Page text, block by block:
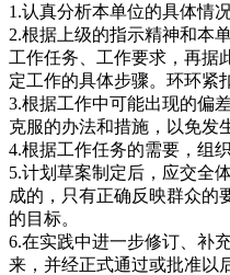
1.认真分析本单位的具体情
2.根据上级的指示精神和本
工作任务、工作要求，再据
定工作的具体步骤。环环紧
3.根据工作中可能出现的偏
克服的办法和措施，以免发
4.根据工作任务的需要，组
5.计划草案制定后，应交全
成的，只有正确反映群众的
的目标。
6.在实践中进一步修订、补
来，并经正式通过或批准以